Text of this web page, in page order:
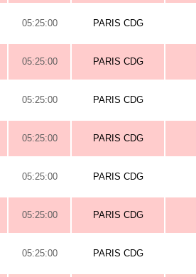
05:25:00 PARIS CDG
05:25:00 PARIS CDG
05:25:00 PARIS CDG
05:25:00 PARIS CDG
05:25:00 PARIS CDG
05:25:00 PARIS CDG
05:25:00 PARIS CDG